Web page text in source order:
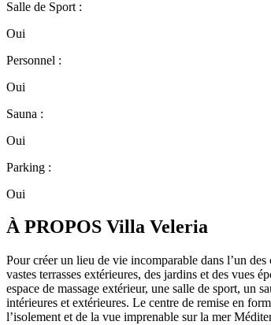
Salle de Sport :
Oui
Personnel :
Oui
Sauna :
Oui
Parking :
Oui
À PROPOS Villa Veleria
Pour créer un lieu de vie incomparable dans l’un
vastes terrasses extérieures, des jardins et des vues
espace de massage extérieur, une salle de sport, un
intérieures et extérieures. Le centre de remise en
l’isolement et de la vue imprenable sur la mer